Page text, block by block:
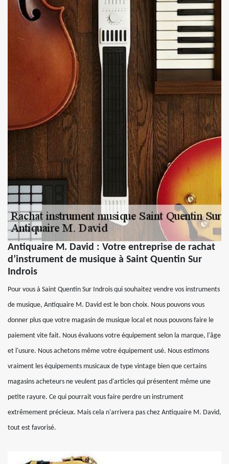
Antiquaire M. David : Votre entreprise de rachat
d’instrument de musique à Saint Quentin Sur
Indrois
Pour vous à Saint Quentin Sur Indrois qui souhaitez vendre vos instruments
de musique, Antiquaire M. David est le bon choix. Nous pouvons vous
donner plus que votre magasin de musique local et nous pouvons faire le
paiement vite fait. Nous évaluons votre équipement selon la marque, l'âge
et l'usure. Nous achetons même votre équipement usé. Nous estimons
vraiment les équipements musicaux de type vintage bien que certains
magasins acheteurs ne veulent pas d'articles qui présentent même une
petite rayure. Ce qui pourrait vous faire perdre un instrument
extrêmement précieux. Mais cela n'arrivera pas chez Antiquaire M. David,
tout est favorisé.